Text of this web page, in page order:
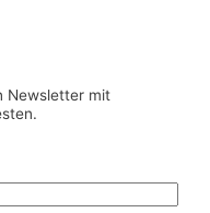
Newsletter mit